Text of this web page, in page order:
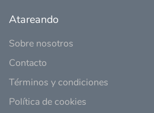
Atareando
Sobre nosotros
Contacto
Términos y condiciones
Política de cookies